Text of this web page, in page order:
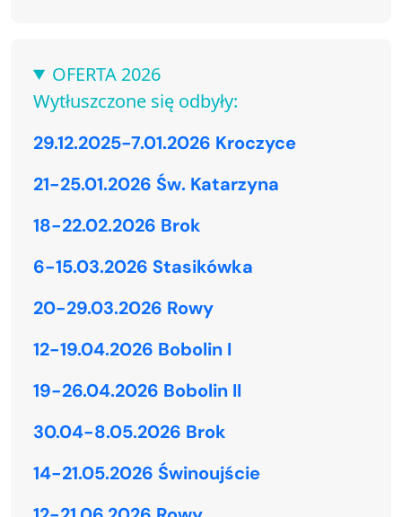
OFERTA 2026
Wytłuszczone się odbyły:
29.12.2025-7.01.2026 Kroczyce
21-25.01.2026 Św. Katarzyna
18-22.02.2026 Brok
6-15.03.2026 Stasikówka
20-29.03.2026 Rowy
12-19.04.2026 Bobolin I
19-26.04.2026 Bobolin II
30.04-8.05.2026 Brok
14-21.05.2026 Świnoujście